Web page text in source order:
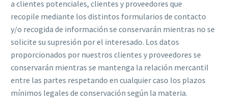
a clientes potenciales, clientes y proveedores que
recopile mediante los distintos formularios de contacto
y/o recogida de información se conservarán mientras no se
solicite su supresión por el interesado. Los datos
proporcionados por nuestros clientes y proveedores se
conservarán mientras se mantenga la relación mercantil
entre las partes respetando en cualquier caso los plazos
mínimos legales de conservación según la materia.